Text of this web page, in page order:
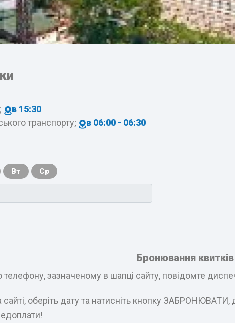
в 15:30
транспорту;
в 06:00 - 06:30
Вт Ср
Бронювання квитків
зазначеному в шапці сайту, повідомте
оберіть дату та натисніть кнопку ЗАБРОНЮВАТИ,